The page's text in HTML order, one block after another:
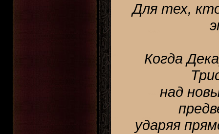
Для тех,
Когда
над
ударяя